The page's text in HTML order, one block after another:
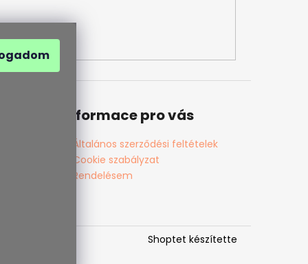
Informace pro vás
Általános szerződési feltételek
Cookie szabályzat
Rendelésem
Shoptet készítette